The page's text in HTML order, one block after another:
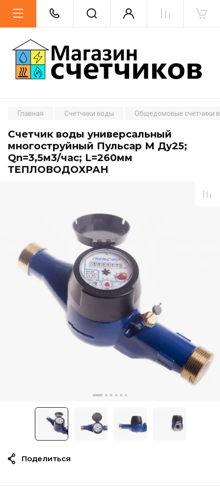
Главная Счетчики воды Общедомовые счетчики
Счетчик воды универсальный
многоструйный Пульсар М Ду25;
Qn=3,5м3/час; L=260мм
ТЕПЛОВОДОХРАН
Поделиться